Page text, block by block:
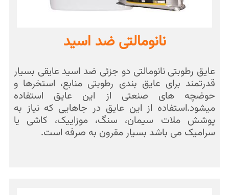
نانومالتی ضد اسید
عایق رطوبتی نانومالتی دو جزئی ضد اسید عایقی بسیار
قدرتمند برای عایق بندی رطوبتی منابع، استخرها و
حوضچه های صنعتی از این عایق استفاده
میشود.استفاده از این عایق در جاهایی که نیاز به
پوشش ملات سیمان، سنگ، موزاییک، کاشی یا
سرامیک می باشد بسیار مقرون به صرفه است.